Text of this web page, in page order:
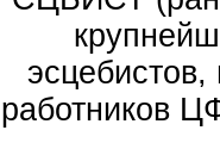
эсцебистов,
работников